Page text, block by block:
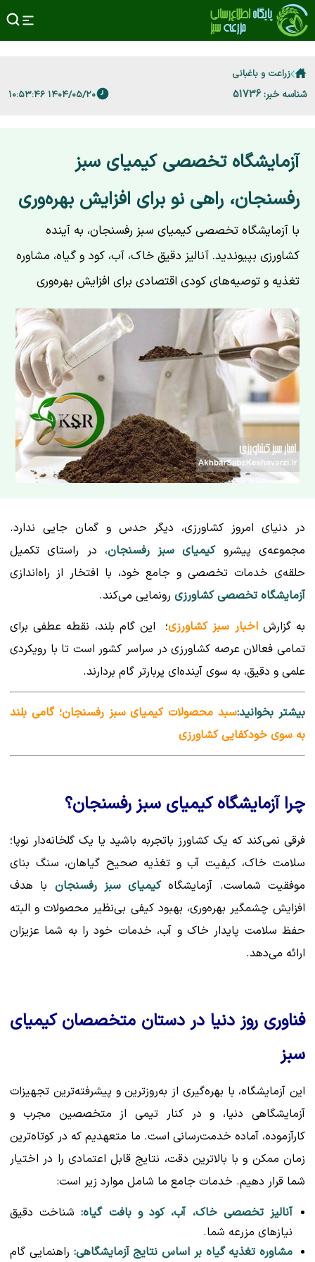
زراعت و باغبانی
شناسه خبر: 51736 ۱۴۰۴/۰۵/۲۰ ۱۰:۵۳:۴۶
آزمایشگاه تخصصی کیمیای سبز
رفسنجان، راهی نو برای افزایش بهره‌وری
با آزمایشگاه تخصصی کیمیای سبز رفسنجان، به آینده
کشاورزی بپیوندید. آنالیز دقیق خاک، آب، کود و گیاه، مشاوره
تغذیه و توصیه‌های کودی اقتصادی برای افزایش بهره‌وری
در دنیای امروز کشاورزی، دیگر حدس و گمان جایی ندارد.
مجموعه‌ی پیشروکیمیای سبز رفسنجان، در راستای تکمیل
حلقه‌ی خدمات تخصصی و جامع خود، با افتخار از راه‌اندازی
آزمایشگاه تخصصی کشاورزی رونمایی می‌کند.
به گزارش اخبار سبز کشاورزی؛ این گام بلند، نقطه عطفی برای
تمامی فعالان عرصه کشاورزی در سراسر کشور است تا با رویکردی
علمی و دقیق، به سوی آینده‌ای پربارتر گام بردارند.
بیشتر بخوانید:سبد محصولات کیمیای سبز رفسنجان؛ گامی بلند
به سوی خودکفایی کشاورزی
چرا آزمایشگاه کیمیای سبز رفسنجان؟
فرقی نمی‌کند که یک کشاورز باتجربه باشید یا یک گلخانه‌دار نوپا؛
سلامت خاک، کیفیت آب و تغذیه صحیح گیاهان، سنگ بنای
موفقیت شماست. آزمایشگاهکیمیای سبز رفسنجان با هدف
افزایش چشمگیر بهره‌وری، بهبود کیفی بی‌نظیر محصولات و البته
حفظ سلامت پایدار خاک و آب، خدمات خود را به شما عزیزان
ارائه می‌دهد.
فناوری روز دنیا در دستان متخصصان کیمیای
سبز
این آزمایشگاه، با بهره‌گیری از به‌روزترین و پیشرفته‌ترین تجهیزات
آزمایشگاهی دنیا، و در کنار تیمی از متخصصین مجرب و
کارآزموده، آماده خدمت‌رسانی است. ما متعهدیم که در کوتاه‌ترین
زمان ممکن و با بالاترین دقت، نتایج قابل اعتمادی را در اختیار
شما قرار دهیم. خدمات جامع ما شامل موارد زیر است:
آنالیز تخصصی خاک، آب، کود و بافت گیاه:شناخت دقیق
نیازهای مزرعه شما.
مشاوره تغذیه گیاه بر اساس نتایج آزمایشگاهی: راهنمایی گام